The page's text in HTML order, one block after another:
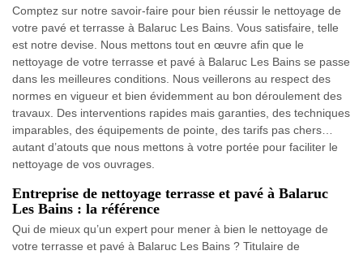
Comptez sur notre savoir-faire pour bien réussir le nettoyage de
votre pavé et terrasse à Balaruc Les Bains. Vous satisfaire, telle
est notre devise. Nous mettons tout en œuvre afin que le
nettoyage de votre terrasse et pavé à Balaruc Les Bains se passe
dans les meilleures conditions. Nous veillerons au respect des
normes en vigueur et bien évidemment au bon déroulement des
travaux. Des interventions rapides mais garanties, des techniques
imparables, des équipements de pointe, des tarifs pas chers…
autant d’atouts que nous mettons à votre portée pour faciliter le
nettoyage de vos ouvrages.
Entreprise de nettoyage terrasse et pavé à Balaruc
Les Bains : la référence
Qui de mieux qu’un expert pour mener à bien le nettoyage de
votre terrasse et pavé à Balaruc Les Bains ? Titulaire de